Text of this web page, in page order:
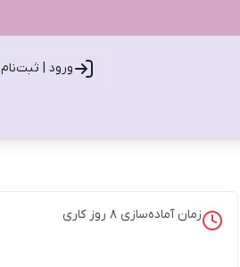
ورود | ثبت‌نام
زمان آماده‌سازی 8 روز کاری